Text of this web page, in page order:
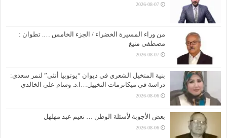
2026-08-07
من وراء المسيرة الخضراء / الجزء الخامس …. تطوان :
مصطفى منيغ
2026-08-07
بنية المتخيل الشعري في ديوان “يوتوبيا أنثى” لنمر سعدي:
دراسة في ميكانزمات التخييل…ا.د. وسام علي الخالدي
2026-08-06
بعض الأجوبة لأسئلة الوطن … نعيم عبد مهلهل
2026-08-06